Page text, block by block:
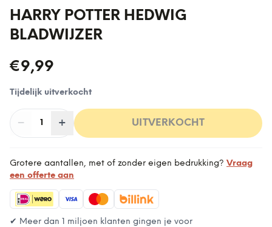
HARRY POTTER HEDWIG
BLADWIJZER
€9,99
Tijdelijk uitverkocht
− Aantal
1 + UITVERKOCHT
Grotere aantallen, met of zonder eigen bedrukking? Vraag
een offerte aan
✔ Meer dan 1 miljoen klanten gingen je voor